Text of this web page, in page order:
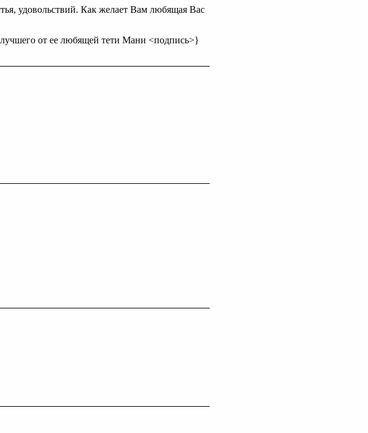
удовольствий. Как желает Вам любящая Вас
от ее любящей тети Мани <подпись>}